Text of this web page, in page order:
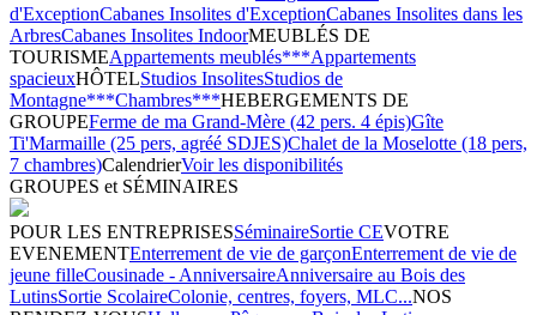
d'ExceptionCabanes Insolites d'ExceptionCabanes Insolites dans les
ArbresCabanes Insolites IndoorMEUBLÉS DE
TOURISMEAppartements meublés***Appartements
spacieuxHÔTELStudios InsolitesStudios de
Montagne***Chambres***HEBERGEMENTS DE
GROUPEFerme de ma Grand-Mère (42 pers. 4 épis)Gîte
Ti'Marmaille (25 pers, agréé SDJES)Chalet de la Moselotte (18 pers,
7 chambres)CalendrierVoir les disponibilités
GROUPES et SÉMINAIRES
POUR LES ENTREPRISESSéminaireSortie CEVOTRE
EVENEMENTEnterrement de vie de garçonEnterrement de vie de
jeune filleCousinade - AnniversaireAnniversaire au Bois des
LutinsSortie ScolaireColonie, centres, foyers, MLC...NOS